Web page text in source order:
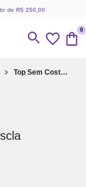
de R$ 250,00
0
Top Sem Costura Canelado Mescla